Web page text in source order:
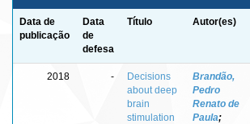
Data de
publicação
Data
de
defesa
Título Autor(es)
2018 -
Decisions
about deep
brain
stimulation
Brandão,
Pedro
Renato de
Paula;